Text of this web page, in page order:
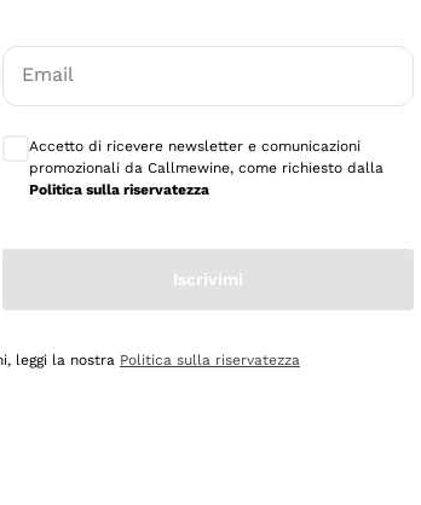
Email
Accetto di ricevere newsletter e comunicazioni
promozionali da Callmewine, come richiesto dalla
Politica sulla riservatezza
Iscrivimi
leggi la nostra Politica sulla riservatezza